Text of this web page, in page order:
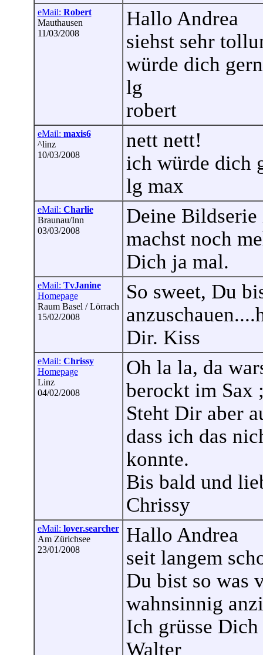
eMail: Robert
Mauthausen
11/03/2008
Hallo Andrea
siehst sehr
würde dich
lg
robert
eMail: maxis6
^linz
10/03/2008
nett nett!
ich würde dich
lg max
eMail: Charlie
Braunau/Inn
03/03/2008
Deine
machst noch
Dich ja mal.
eMail: TvJanine
Homepage
Raum Basel / Lörrach
15/02/2008
So sweet, Du
Dir. Kiss
eMail: Chrissy
Homepage
Linz
04/02/2008
Oh la la, da
berockt im Sax
Steht Dir aber
dass ich das
konnte.
Bis bald und
Chrissy
eMail: lover.searcher
Am Zürichsee
23/01/2008
Hallo Andrea
seit langem
Du bist so was
wahnsinnig
Ich grüsse
Walter